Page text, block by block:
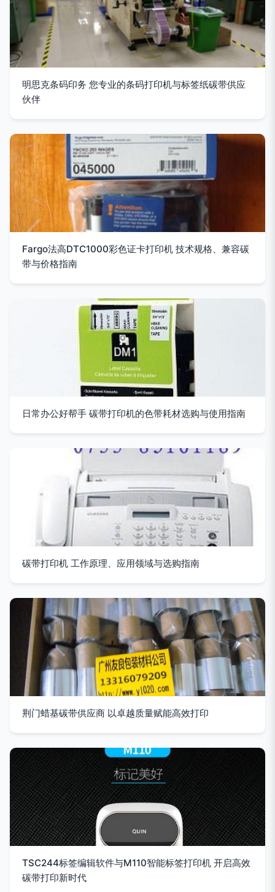
明思克条码印务 您专业的条码打印机与标签纸碳带供应
伙伴
Fargo法高DTC1000彩色证卡打印机 技术规格、兼容碳
带与价格指南
日常办公好帮手 碳带打印机的色带耗材选购与使用指南
碳带打印机 工作原理、应用领域与选购指南
荆门蜡基碳带供应商 以卓越质量赋能高效打印
TSC244标签编辑软件与M110智能标签打印机 开启高效
碳带打印新时代